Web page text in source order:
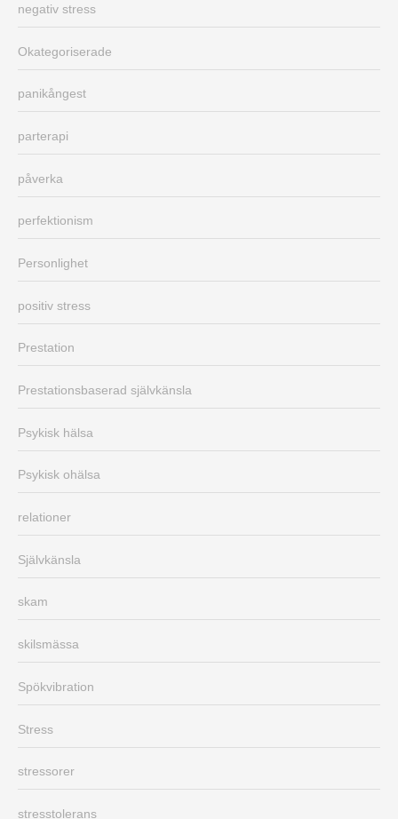
negativ stress
Okategoriserade
panikångest
parterapi
påverka
perfektionism
Personlighet
positiv stress
Prestation
Prestationsbaserad självkänsla
Psykisk hälsa
Psykisk ohälsa
relationer
Självkänsla
skam
skilsmässa
Spökvibration
Stress
stressorer
stresstolerans